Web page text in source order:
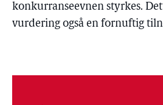
konkurranseevnen styrkes.
vurdering også en fornuftig